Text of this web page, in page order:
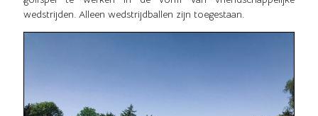
wedstrijden. Alleen wedstrijdballen zijn toegestaan.